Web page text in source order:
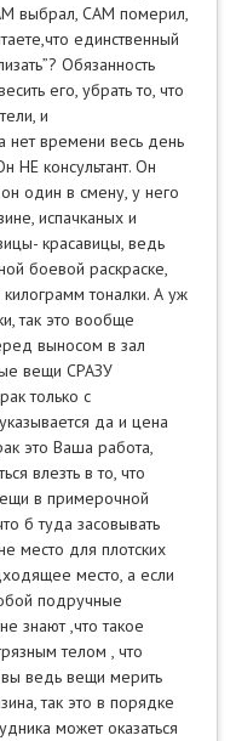
выбрал, САМ померил,
единственный
Обязанность
его, убрать то, что
и
времени весь день
НЕ консультант. Он
один в смену, у него
испачканых и
красавицы, ведь
боевой раскраске,
тоналки. А уж
так это вообще
выносом в зал
вещи СРАЗУ
только с
да и цена
это Ваша работа,
влезть в то, что
в примерочной
б туда засовывать
место для плотских
место, а если
подручные
знают ,что такое
телом , что
ведь вещи мерить
так это в порядке
может оказаться